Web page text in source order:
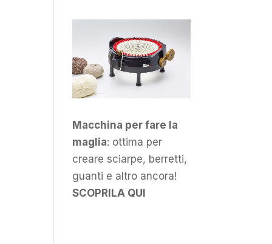
Macchina per fare la
maglia: ottima per
creare sciarpe, berretti,
guanti e altro ancora!
SCOPRILA QUI